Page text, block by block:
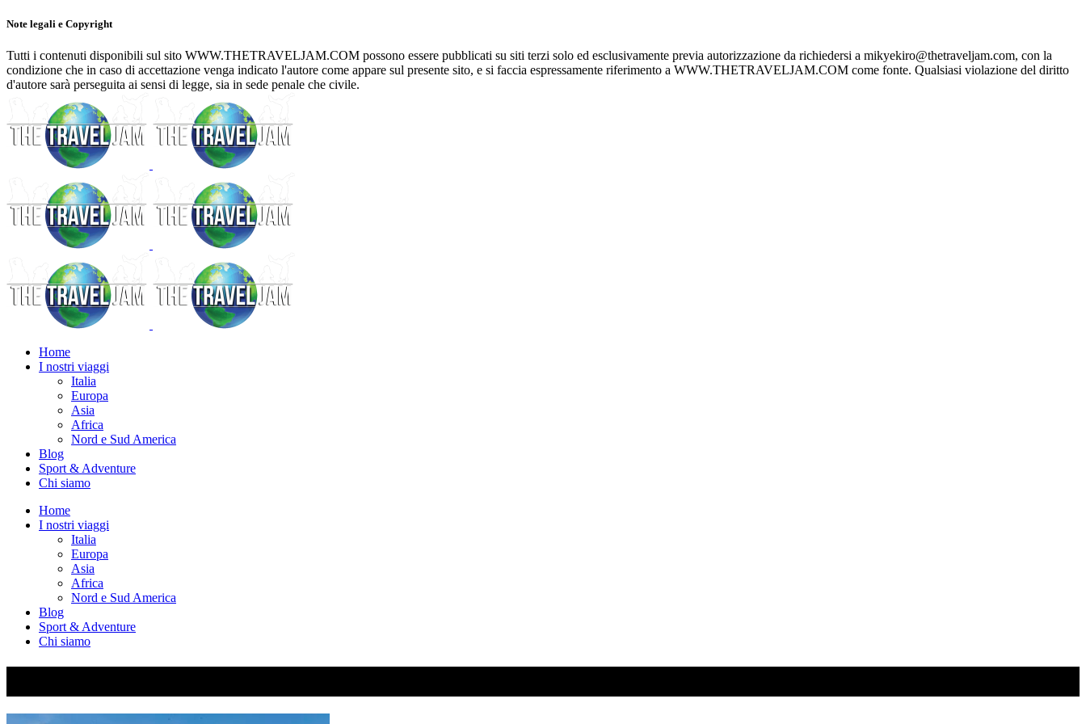
Note legali e Copyright
Tutti i contenuti disponibili sul sito WWW.THETRAVELJAM.COM possono essere pubblicati su siti terzi solo ed esclusivamente previa autorizzazione da richiedersi a mikyekiro@thetraveljam.com, con la
condizione che in caso di accettazione venga indicato l'autore come appare sul presente sito, e si faccia espressamente riferimento a WWW.THETRAVELJAM.COM come fonte. Qualsiasi violazione del diritto
d'autore sarà perseguita ai sensi di legge, sia in sede penale che civile.
Home
I nostri viaggi
Italia
Europa
Asia
Africa
Nord e Sud America
Blog
Sport & Adventure
Chi siamo
Home
I nostri viaggi
Italia
Europa
Asia
Africa
Nord e Sud America
Blog
Sport & Adventure
Chi siamo